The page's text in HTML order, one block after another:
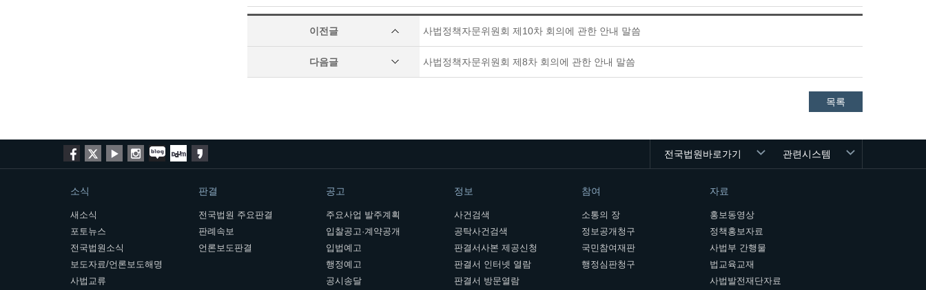
이전글 사법정책자문위원회 제10차 회의에 관한 안내 말씀
다음글 사법정책자문위원회 제8차 회의에 관한 안내 말씀
목록
전국법원바로가기 관련시스템
소식
새소식
포토뉴스
전국법원소식
보도자료/언론보도해명
사법교류
판결
전국법원 주요판결
판례속보
언론보도판결
공고
주요사업 발주계획
입찰공고·계약공개
입법예고
행정예고
공시송달
정보
사건검색
공탁사건검색
판결서사본 제공신청
판결서 인터넷 열람
판결서 방문열람
참여
소통의 장
정보공개청구
국민참여재판
행정심판청구
자료
홍보동영상
정책홍보자료
사법부 간행물
법교육교재
사법발전재단자료